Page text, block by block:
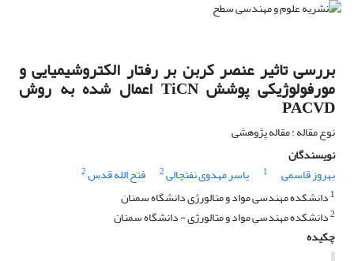
بررسی تاثیر عنصر کربن بر رفتار الکتروشیمیایی و
مورفولوژیکی پوشش TiCN اعمال شده به روش
PACVD
نوع مقاله : مقاله پژوهشی
نویسندگان
بهروز قاسمی
1 یاسر مهدوی نفتچالی2 فتح الله قدس2
1 دانشکده مهندسی مواد و متالورژی دانشگاه سمنان
2دانشکده مهندسی مواد و متالورژی - دانشگاه سمنان
چکیده